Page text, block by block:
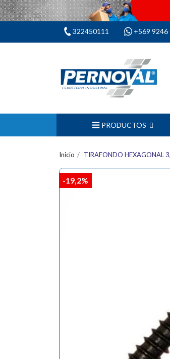
322450111 +569 9246
PRODUCTOS
Inicio TIRAFONDO HEXAGONAL
-19,2%